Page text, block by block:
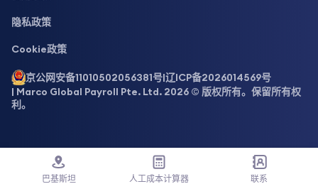
隐私政策
Cookie政策
京公网安备11010502056381号|辽ICP备2026014569号
| Marco Global Payroll Pte. Ltd. 2026 © 版权所有。保留所有权
利。
巴基斯坦 人工成本计算器 联系